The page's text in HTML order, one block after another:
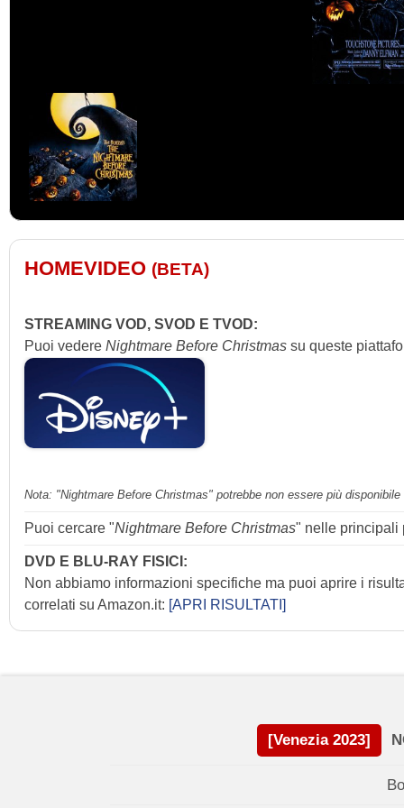
HOMEVIDEO (BETA)
STREAMING VOD, SVOD E TVOD:
Puoi vedere Nightmare Before Christmas su queste
Nota: "Nightmare Before Christmas" potrebbe non essere più
Puoi cercare "Nightmare Before Christmas" nelle principali
DVD E BLU-RAY FISICI:
Non abbiamo informazioni specifiche ma puoi aprire i
correlati su Amazon.it: [APRI RISULTATI]
[Venezia 2023]